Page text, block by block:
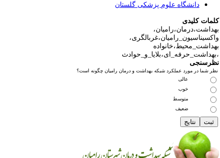
دانشگاه علوم پزشکی گلستان
کلیدی
شما در مورد عملکرد شبکه بهداشت و درمان رامیان چگونه است؟
عالی
خوب
متوسط
ضعیف